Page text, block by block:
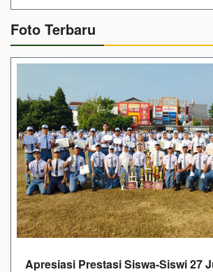
Foto Terbaru
Apresiasi Prestasi Siswa-Siswi 27